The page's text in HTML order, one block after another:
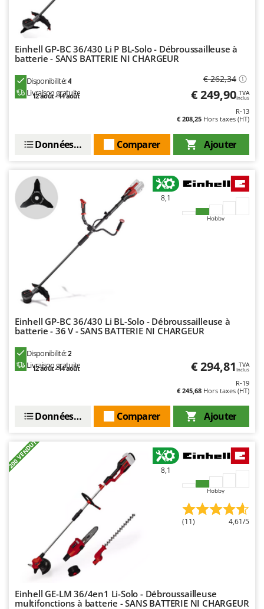
OMA
Omas
Ompagrill
Oriental Koshin
Palazzetti
Partisani
Paterlini
Philips
Prismafood
R.G.V.
Rato
Reber
Redback
Resto Italia
Ribimex
River Systems
Robomow
S.T.P.
Santos
Sbaraglia
Schnitzer
Einhell GP-BC 36/430 Li P BL-Solo - Débroussailleuse à
batterie - SANS BATTERIE NI CHARGEUR
Disponibilité:4
Livraison gratuite
12 août - 14 août
€ 262,34
€ 249,90 TVA
Inclus
R-13
€ 208,25 Hors taxes (HT)
Ajouter
Comparer
Données techniques
8,1
Hobby
Einhell GP-BC 36/430 Li BL-Solo - Débroussailleuse à
batterie - 36 V - SANS BATTERIE NI CHARGEUR
Disponibilité:2
Livraison gratuite
12 août - 14 août € 294,81 TVA
Inclus
R-19
€ 245,68 Hors taxes (HT)
Ajouter
Comparer
Données techniques
+200 VENDUTI 8,1
Hobby
(11) 4,61/5
Einhell GE-LM 36/4en1 Li-Solo - Débroussailleuse
multifonctions à batterie - SANS BATTERIE NI CHARGEUR